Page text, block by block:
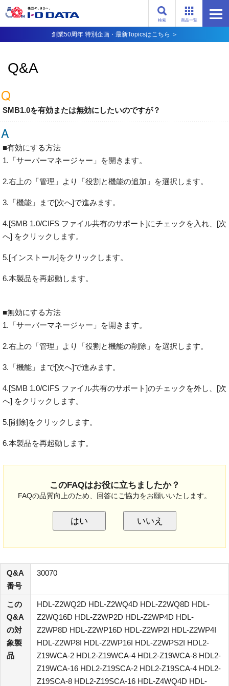
商品一覧
検索
創業50周年 特別企画・最新Topicsはこちら ＞
Q&A
SMB1.0を有効または無効にしたいのですが？
■有効にする方法
1.「サーバーマネージャー」を開きます。
2.右上の「管理」より「役割と機能の追加」を選択します。
3.「機能」まで[次へ]で進みます。
4.[SMB 1.0/CIFS ファイル共有のサポート]にチェックを入れ、[次
へ] をクリックします。
5.[インストール]をクリックします。
6.本製品を再起動します。
■無効にする方法
1.「サーバーマネージャー」を開きます。
2.右上の「管理」より「役割と機能の削除」を選択します。
3.「機能」まで[次へ]で進みます。
4.[SMB 1.0/CIFS ファイル共有のサポート]のチェックを外し、[次
へ] をクリックします。
5.[削除]をクリックします。
6.本製品を再起動します。
このFAQはお役に立ちましたか？
FAQの品質向上のため、回答にご協力をお願いいたします。
はい いいえ
Q&A
番号
30070
この
Q&A
の対
象製
品
HDL-Z2WQ2D HDL-Z2WQ4D HDL-Z2WQ8D HDL-
Z2WQ16D HDL-Z2WP2D HDL-Z2WP4D HDL-
Z2WP8D HDL-Z2WP16D HDL-Z2WP2I HDL-Z2WP4I
HDL-Z2WP8I HDL-Z2WP16I HDL-Z2WPS2I HDL2-
Z19WCA-2 HDL2-Z19WCA-4 HDL2-Z19WCA-8 HDL2-
Z19WCA-16 HDL2-Z19SCA-2 HDL2-Z19SCA-4 HDL2-
Z19SCA-8 HDL2-Z19SCA-16 HDL-Z4WQ4D HDL-